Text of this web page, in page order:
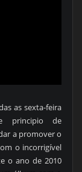
as sexta-feira
principio de
a promover o
o incorrigível
o ano de 2010